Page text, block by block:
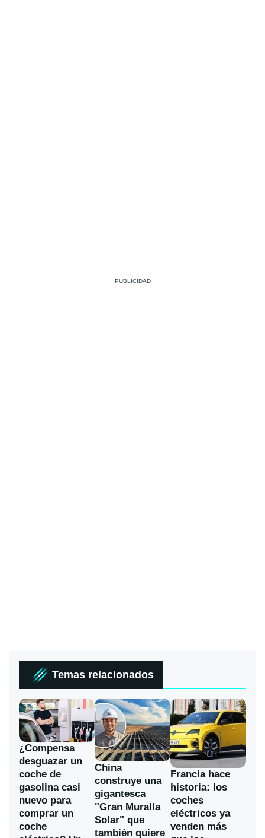
Temas relacionados
¿Compensa
desguazar un
coche de
gasolina casi
nuevo para
comprar un
coche
China
construye una
gigantesca
"Gran Muralla
Solar" que
también quiere
Francia hace
historia: los
coches
eléctricos ya
venden más